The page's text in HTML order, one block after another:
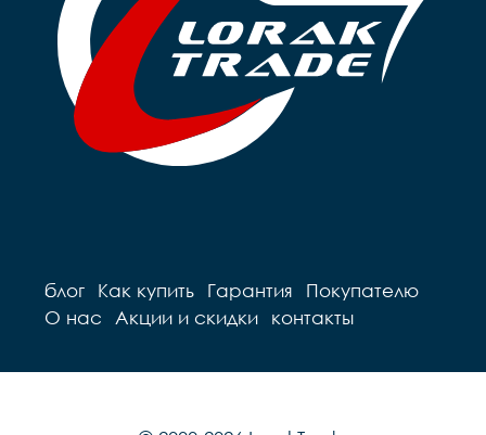
блог Как купить Гарантия
Покупателю
О нас
Акции и скидки контакты